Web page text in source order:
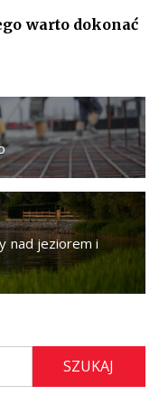
warto dokonać
nad jeziorem i